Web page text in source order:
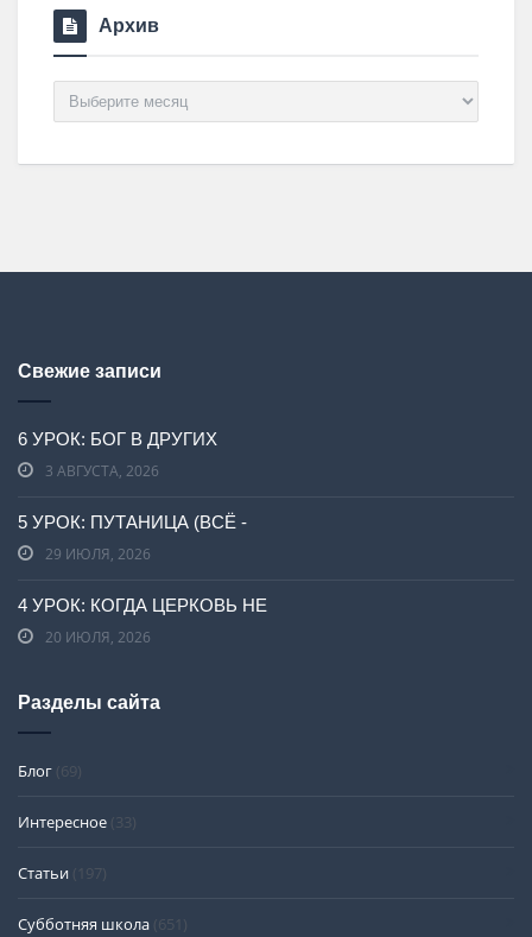
Архив
Архив
Свежие записи
6 УРОК: БОГ В ДРУГИХ
3 АВГУСТА, 2026
5 УРОК: ПУТАНИЦА (ВСЁ -
29 ИЮЛЯ, 2026
4 УРОК: КОГДА ЦЕРКОВЬ НЕ
20 ИЮЛЯ, 2026
Разделы сайта
Блог (69)
Интересное (33)
Статьи (197)
Субботняя школа (651)